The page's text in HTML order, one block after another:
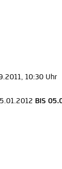
10:30 Uhr
BIS